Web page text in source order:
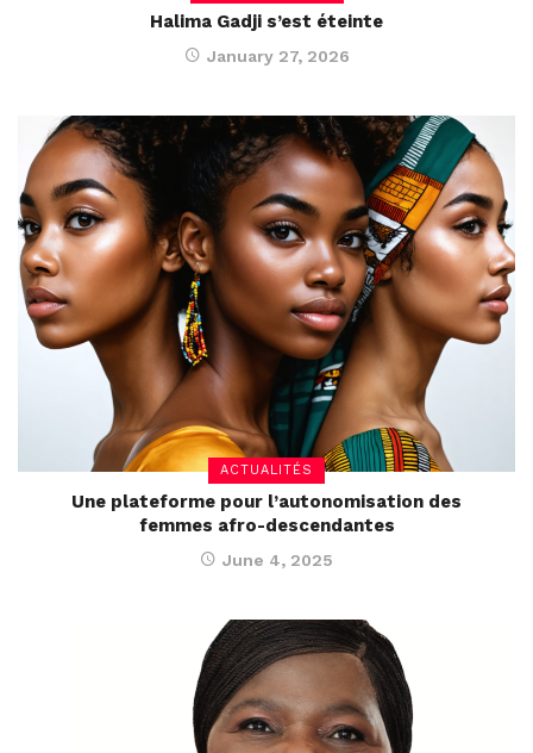
Halima Gadji s’est éteinte
January 27, 2026
ACTUALITÉS
Une plateforme pour l’autonomisation des
femmes afro-descendantes
June 4, 2025